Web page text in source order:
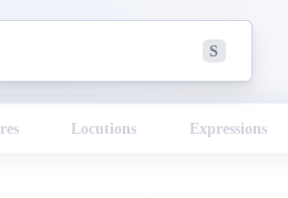
S
Locutions Expressions